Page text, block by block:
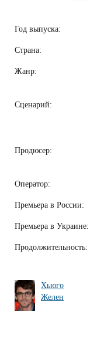
Год выпуска:
Страна:
Жанр:
Сценарий:
Продюсер:
Оператор:
Премьера в России:
Премьера в Украине:
Продолжительность:
Хьюго
Желен